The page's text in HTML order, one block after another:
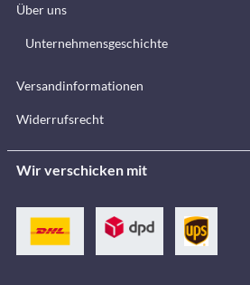
Über uns
Unternehmensgeschichte
Versandinformationen
Widerrufsrecht
Wir verschicken mit